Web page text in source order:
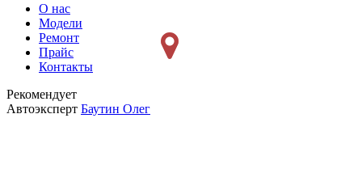
О нас
Модели
Ремонт
Прайс
Контакты
Рекомендует
Автоэксперт Баутин Олег